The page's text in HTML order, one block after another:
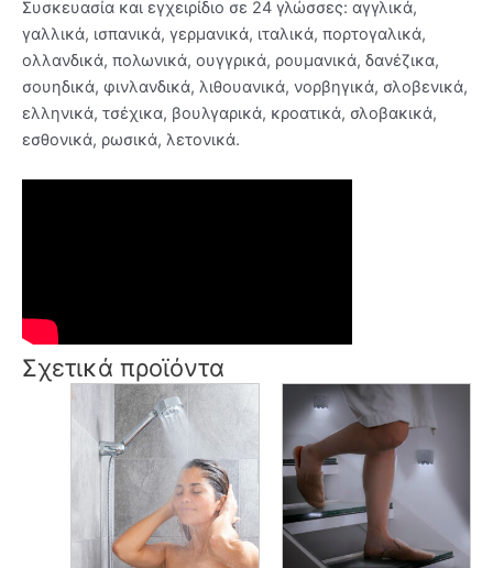
Συσκευασία και εγχειρίδιο σε 24 γλώσσες: αγγλικά,
γαλλικά, ισπανικά, γερμανικά, ιταλικά, πορτογαλικά,
ολλανδικά, πολωνικά, ουγγρικά, ρουμανικά, δανέζικα,
σουηδικά, φινλανδικά, λιθουανικά, νορβηγικά, σλοβενικά,
ελληνικά, τσέχικα, βουλγαρικά, κροατικά, σλοβακικά,
εσθονικά, ρωσικά, λετονικά.
Σχετικά προϊόντα